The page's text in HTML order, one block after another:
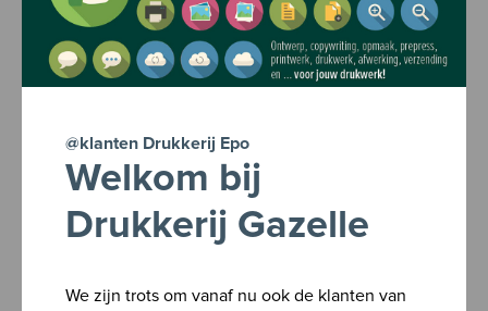
Offerte vragen Contacteer ons
Realisaties
@klanten Drukkerij Epo
Welkom bij
Drukkerij Gazelle
We zijn trots om vanaf nu ook de klanten van